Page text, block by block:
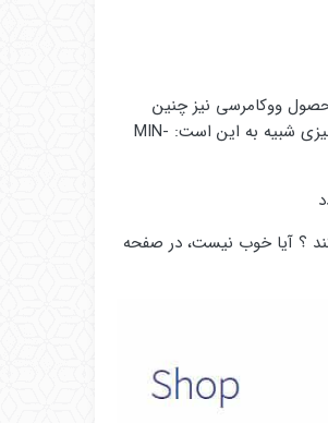
ووکامرسی نیز چنین
وجود دارد که چیزی شبیه به این است: MIN-
؟ آیا خوب نیست، در صفحه